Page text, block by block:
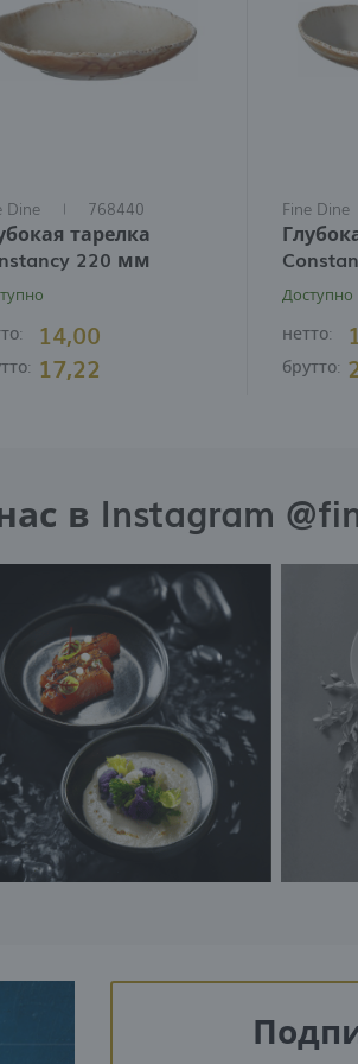
Dine 768440
тарелка
220 мм
14,00
17,22
Fine Dine
Доступно
нетто:
брутто:
в Instagram